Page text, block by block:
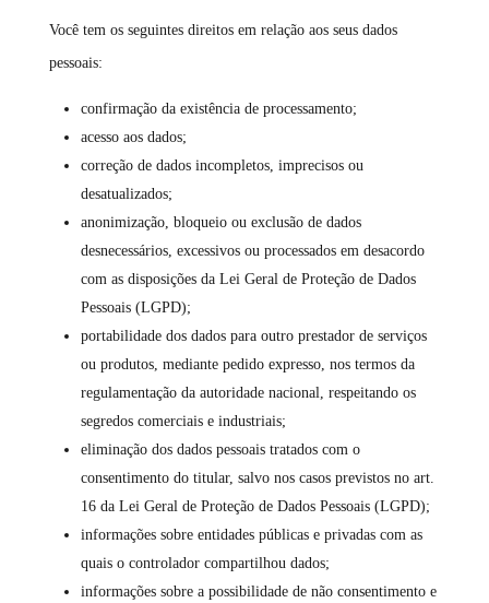
Você tem os seguintes direitos em relação aos seus dados
pessoais:
confirmação da existência de processamento;
acesso aos dados;
correção de dados incompletos, imprecisos ou
desatualizados;
anonimização, bloqueio ou exclusão de dados
desnecessários, excessivos ou processados em desacordo
com as disposições da Lei Geral de Proteção de Dados
Pessoais (LGPD);
portabilidade dos dados para outro prestador de serviços
ou produtos, mediante pedido expresso, nos termos da
regulamentação da autoridade nacional, respeitando os
segredos comerciais e industriais;
eliminação dos dados pessoais tratados com o
consentimento do titular, salvo nos casos previstos no art.
16 da Lei Geral de Proteção de Dados Pessoais (LGPD);
informações sobre entidades públicas e privadas com as
quais o controlador compartilhou dados;
informações sobre a possibilidade de não consentimento e